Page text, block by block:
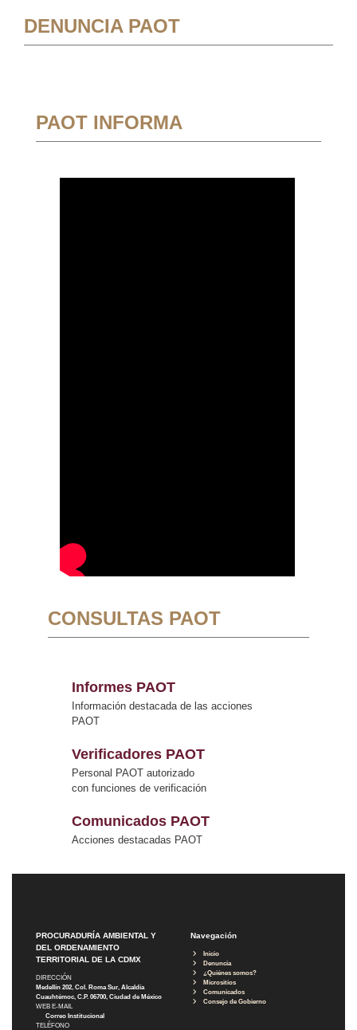
DENUNCIA PAOT
PAOT INFORMA
CONSULTAS PAOT
Informes PAOT
Información destacada de las acciones
PAOT
Verificadores PAOT
Personal PAOT autorizado
con funciones de verificación
Comunicados PAOT
Acciones destacadas PAOT
PROCURADURÍA AMBIENTAL Y
DEL ORDENAMIENTO
TERRITORIAL DE LA CDMX
DIRECCIÓN
Medellín 202, Col. Roma Sur, Alcaldía
Cuauhtémoc, C.P. 06700, Ciudad de México
WEB E-MAIL
Correo Institucional
TELÉFONO
Navegación
Inicio
Denuncia
¿Quiénes somos?
Micrositios
Comunicados
Consejo de Gobierno